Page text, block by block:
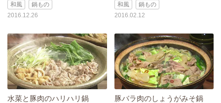
和風
鍋もの
2016.12.26
和風
鍋もの
2016.02.12
水菜と豚肉のハリハリ鍋 豚バラ肉のしょうがみそ鍋